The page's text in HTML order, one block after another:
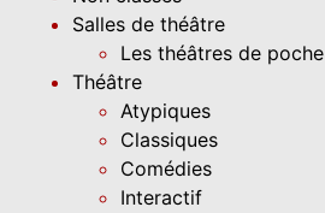
Salles de théâtre
Les théâtres de poche
Théâtre
Atypiques
Classiques
Comédies
Interactif